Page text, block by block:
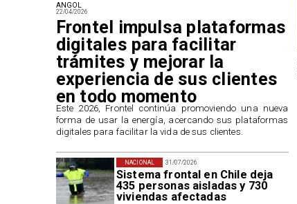
31/07/2026
Sistema frontal en Chile deja
435 personas aisladas y 730
viviendas afectadas
NACIONAL
ANGOL
22/04/2026
Frontel impulsa plataformas
digitales para facilitar
trámites y mejorar la
experiencia de sus clientes
en todo momento
​Este 2026, Frontel continúa promoviendo una nueva
forma de usar la energía, acercando sus plataformas
digitales para facilitar la vida de sus clientes.